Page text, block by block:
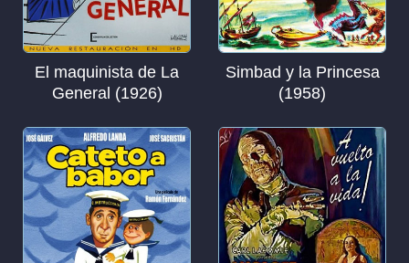
El maquinista de La
General (1926)
Simbad y la Princesa
(1958)